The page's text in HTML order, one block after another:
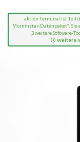
aktien Terminal ist Teil
Morninstar-Datenpaket“.
3 weitere Software-
Weitere